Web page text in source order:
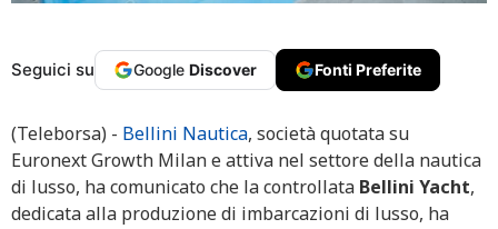
Seguici su Google Discover Fonti Preferite
(Teleborsa) - Bellini Nautica, società quotata su
Euronext Growth Milan e attiva nel settore della nautica
di lusso, ha comunicato che la controllata Bellini Yacht,
dedicata alla produzione di imbarcazioni di lusso, ha